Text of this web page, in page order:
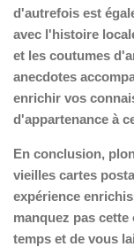
d'autrefois est
avec l'histoire
et les coutumes
anecdotes
enrichir vos
d'appartenance à
En conclusion,
vieilles cartes
expérience
manquez pas
temps et de vous